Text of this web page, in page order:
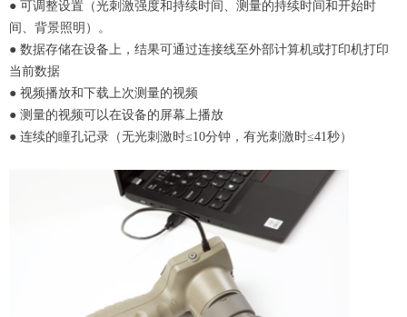
● 可调整设置（光刺激强度和持续时间、测量的持续时间和开始时
间、背景照明）。
● 数据存储在设备上，结果可通过连接线至外部计算机或打印机打印
当前数据
● 视频播放和下载上次测量的视频
● 测量的视频可以在设备的屏幕上播放
● 连续的瞳孔记录（无光刺激时≤10分钟，有光刺激时≤41秒）